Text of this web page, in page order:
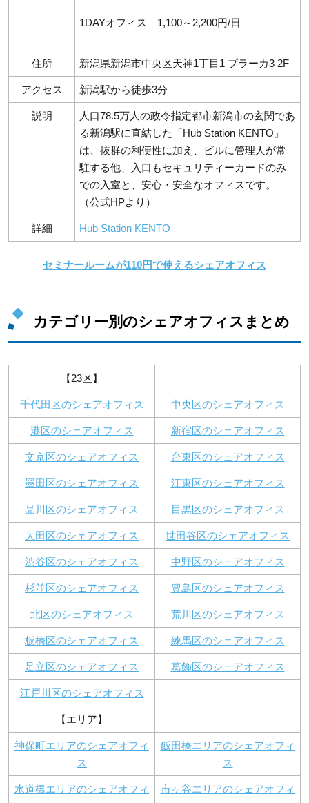
1DAYオフィス 1,100～2,200円/日
住所 新潟県新潟市中央区天神1丁目1 プラーカ3 2F
アクセス 新潟駅から徒歩3分
説明
人口78.5万人の政令指定都市新潟市の玄関であ
る新潟駅に直結した「Hub Station KENTO」
は、抜群の利便性に加え、ビルに管理人が常
駐する他、入口もセキュリティーカードのみ
での入室と、安心・安全なオフィスです。
（公式HPより）
詳細 Hub Station KENTO
セミナールームが110円で使えるシェアオフィス
カテゴリー別のシェアオフィスまとめ
【23区】
千代田区のシェアオフィス 中央区のシェアオフィス
港区のシェアオフィス 新宿区のシェアオフィス
文京区のシェアオフィス 台東区のシェアオフィス
墨田区のシェアオフィス 江東区のシェアオフィス
品川区のシェアオフィス 目黒区のシェアオフィス
大田区のシェアオフィス 世田谷区のシェアオフィス
渋谷区のシェアオフィス 中野区のシェアオフィス
杉並区のシェアオフィス 豊島区のシェアオフィス
北区のシェアオフィス 荒川区のシェアオフィス
板橋区のシェアオフィス 練馬区のシェアオフィス
足立区のシェアオフィス 葛飾区のシェアオフィス
江戸川区のシェアオフィス
【エリア】
神保町エリアのシェアオフィ
ス
飯田橋エリアのシェアオフィ
ス
水道橋エリアのシェアオフィ
市ヶ谷エリアのシェアオフィ